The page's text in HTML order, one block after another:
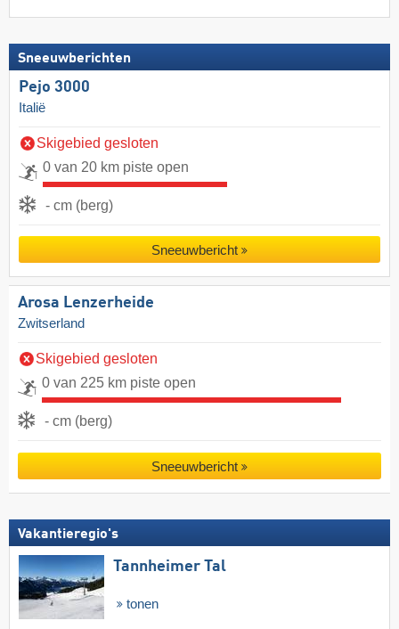
Sneeuwberichten
Pejo 3000
Italië
Skigebied gesloten
0 van 20 km piste open
- cm (berg)
Sneeuwbericht
Arosa Lenzerheide
Zwitserland
Skigebied gesloten
0 van 225 km piste open
- cm (berg)
Sneeuwbericht
Vakantieregio's
Tannheimer Tal
tonen